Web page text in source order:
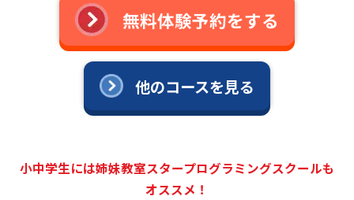
無料体験予約をする
他のコースを見る
小中学生には姉妹教室スタープログラミングスクールも
オススメ！